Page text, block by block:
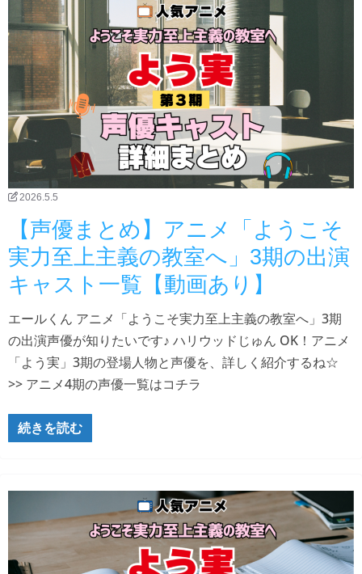
2026.5.5
【声優まとめ】アニメ「ようこそ
実力至上主義の教室へ」3期の出演
キャスト一覧【動画あり】
エールくん アニメ「ようこそ実力至上主義の教室へ」3期
の出演声優が知りたいです♪ ハリウッドじゅん OK！アニメ
「よう実」3期の登場人物と声優を、詳しく紹介するね☆
>> アニメ4期の声優一覧はコチラ
続きを読む